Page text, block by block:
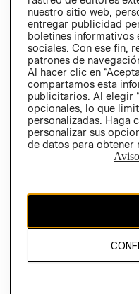
Uruguay ($U)
propiedad de H&M Hennes
nuestro sitio web,
entregar publicidad
boletines informativos
sociales. Con ese fin,
patrones de
Al hacer clic en
compartamos esta
publicitarios. Al elegir
opcionales, lo que
personalizadas. Haga
personalizar sus
de datos para obtener